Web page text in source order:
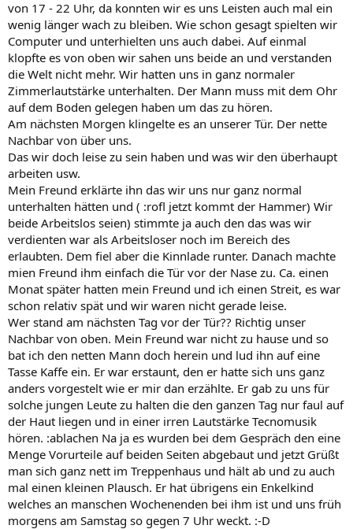
von 17 - 22 Uhr, da konnten wir es uns Leisten auch mal ein
wenig länger wach zu bleiben. Wie schon gesagt spielten wir
Computer und unterhielten uns auch dabei. Auf einmal
klopfte es von oben wir sahen uns beide an und verstanden
die Welt nicht mehr. Wir hatten uns in ganz normaler
Zimmerlautstärke unterhalten. Der Mann muss mit dem Ohr
auf dem Boden gelegen haben um das zu hören.
Am nächsten Morgen klingelte es an unserer Tür. Der nette
Nachbar von über uns.
Das wir doch leise zu sein haben und was wir den überhaupt
arbeiten usw.
Mein Freund erklärte ihn das wir uns nur ganz normal
unterhalten hätten und ( :rofl jetzt kommt der Hammer) Wir
beide Arbeitslos seien) stimmte ja auch den das was wir
verdienten war als Arbeitsloser noch im Bereich des
erlaubten. Dem fiel aber die Kinnlade runter. Danach machte
mien Freund ihm einfach die Tür vor der Nase zu. Ca. einen
Monat später hatten mein Freund und ich einen Streit, es war
schon relativ spät und wir waren nicht gerade leise.
Wer stand am nächsten Tag vor der Tür?? Richtig unser
Nachbar von oben. Mein Freund war nicht zu hause und so
bat ich den netten Mann doch herein und lud ihn auf eine
Tasse Kaffe ein. Er war erstaunt, den er hatte sich uns ganz
anders vorgestelt wie er mir dan erzählte. Er gab zu uns für
solche jungen Leute zu halten die den ganzen Tag nur faul auf
der Haut liegen und in einer irren Lautstärke Tecnomusik
hören. :ablachen Na ja es wurden bei dem Gespräch den eine
Menge Vorurteile auf beiden Seiten abgebaut und jetzt Grüßt
man sich ganz nett im Treppenhaus und hält ab und zu auch
mal einen kleinen Plausch. Er hat übrigens ein Enkelkind
welches an manschen Wochenenden bei ihm ist und uns früh
morgens am Samstag so gegen 7 Uhr weckt. :-D